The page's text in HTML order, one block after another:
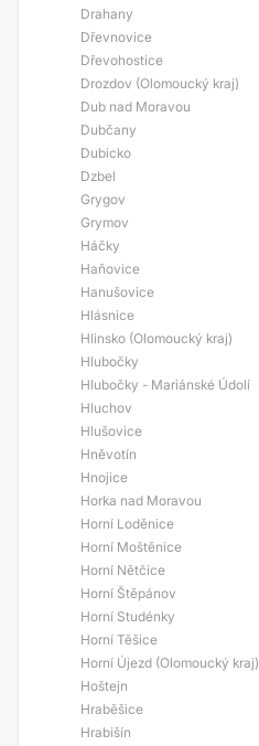
Drahany
Dřevnovice
Dřevohostice
Drozdov (Olomoucký kraj)
Dub nad Moravou
Dubčany
Dubicko
Dzbel
Grygov
Grymov
Háčky
Haňovice
Hanušovice
Hlásnice
Hlinsko (Olomoucký kraj)
Hlubočky
Hlubočky - Mariánské Údolí
Hluchov
Hlušovice
Hněvotín
Hnojice
Horka nad Moravou
Horní Loděnice
Horní Moštěnice
Horní Nětčice
Horní Štěpánov
Horní Studénky
Horní Těšice
Horní Újezd (Olomoucký kraj)
Hoštejn
Hraběšice
Hrabišín